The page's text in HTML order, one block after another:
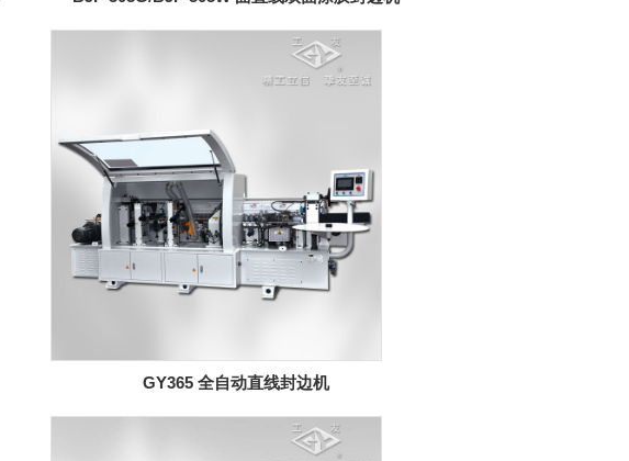
GY365 全自动直线封边机